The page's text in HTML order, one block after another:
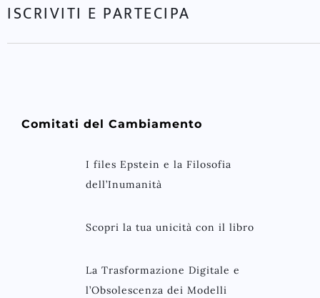
ISCRIVITI E PARTECIPA
Comitati del Cambiamento
I files Epstein e la Filosofia
dell’Inumanità
Scopri la tua unicità con il libro
La Trasformazione Digitale e
l’Obsolescenza dei Modelli